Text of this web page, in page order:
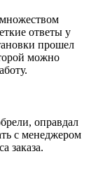
множеством
ответы у
прошел
можно
оправдал
с менеджером
заказа.